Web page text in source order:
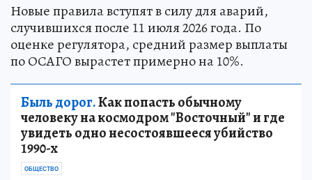
Новые правила вступят в силу для аварий,
случившихся после 11 июля 2026 года. По
оценке регулятора, средний размер выплаты
по ОСАГО вырастет примерно на 10%.
Быль дорог.Как попасть обычному
человеку на космодром "Восточный" и где
увидеть одно несостоявшееся убийство
1990-х
ОБЩЕСТВО